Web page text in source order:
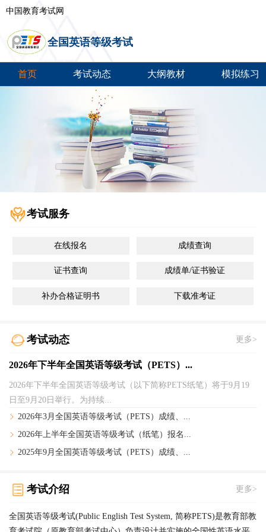
中国教育考试网
全国英语等级考试
首页 考试动态 大纲教材 模拟练习
考试服务
在线报名 成绩查询
证书查询 成绩单/证书验证
补办合格证明书 下载准考证
考试动态 更多>
2026年下半年全国英语等级考试（PETS）...
2026年下半年全国英语等级考试（以下简称PETS纸笔）将于9月19
日至9月20日举行。为持续...
2026年3月全国英语等级考试（PETS）成绩、...
2026年上半年全国英语等级考试（纸笔）报名...
2025年9月全国英语等级考试（PETS）成绩、...
考试介绍 更多>
全国英语等级考试(Public English Test System, 简称PETS)是教育部教